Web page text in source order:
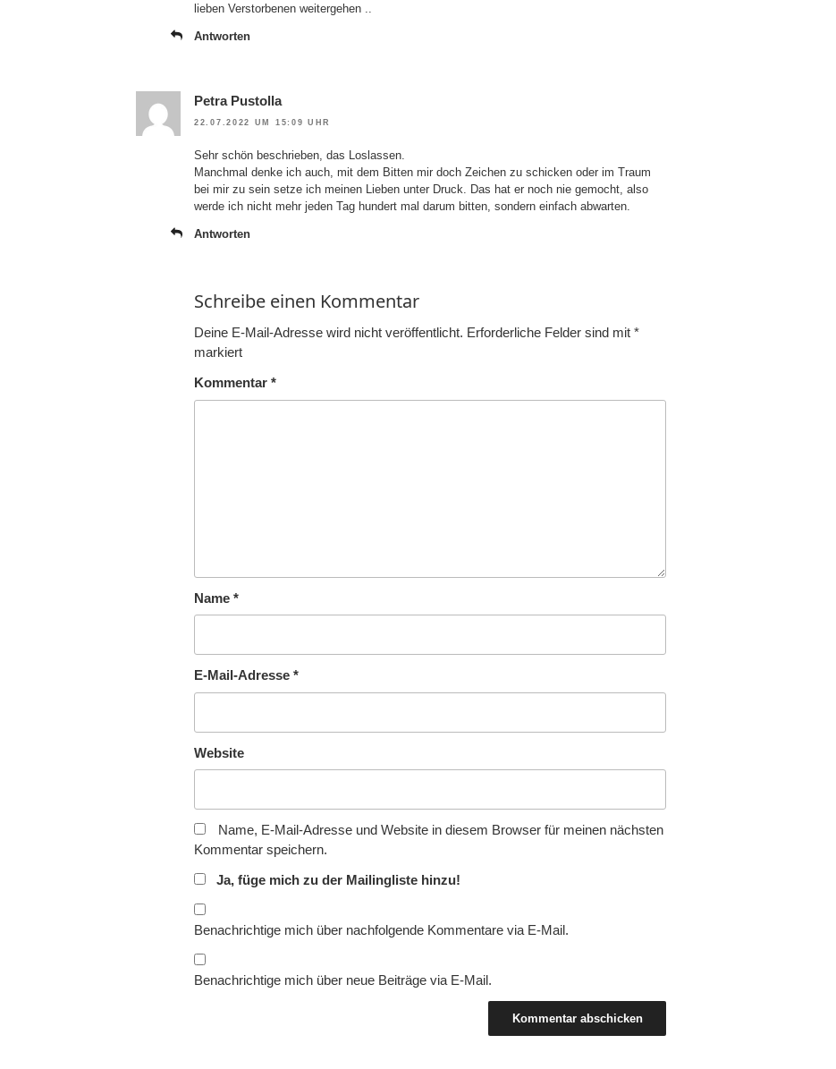
lieben Verstorbenen weitergehen ..
Antworten
Petra Pustolla
22.07.2022 UM 15:09 UHR
Sehr schön beschrieben, das Loslassen.
Manchmal denke ich auch, mit dem Bitten mir doch Zeichen zu schicken oder im Traum
bei mir zu sein setze ich meinen Lieben unter Druck. Das hat er noch nie gemocht, also
werde ich nicht mehr jeden Tag hundert mal darum bitten, sondern einfach abwarten.
Antworten
Schreibe einen Kommentar
Deine E-Mail-Adresse wird nicht veröffentlicht. Erforderliche Felder sind mit *
markiert
Kommentar *
Name *
E-Mail-Adresse *
Website
Name, E-Mail-Adresse und Website in diesem Browser für meinen nächsten
Kommentar speichern.
Ja, füge mich zu der Mailingliste hinzu!
Benachrichtige mich über nachfolgende Kommentare via E-Mail.
Benachrichtige mich über neue Beiträge via E-Mail.